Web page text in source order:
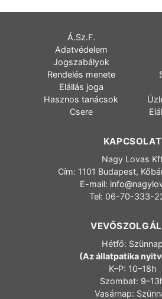
Á.Sz.F.
Adatvédelem
Jogszabályok
Rendelés menete
Elállás joga
Hasznos tanácsok
Csere
KAPCSOLAT
Nagy Lovas
Cím: 1101 Budapest,
E-mail:
Tel: 06-70-333-
Hétfő: Szünnap
(Az állatpatika
K–P: 10–18h
Szombat:
Vasárnap: